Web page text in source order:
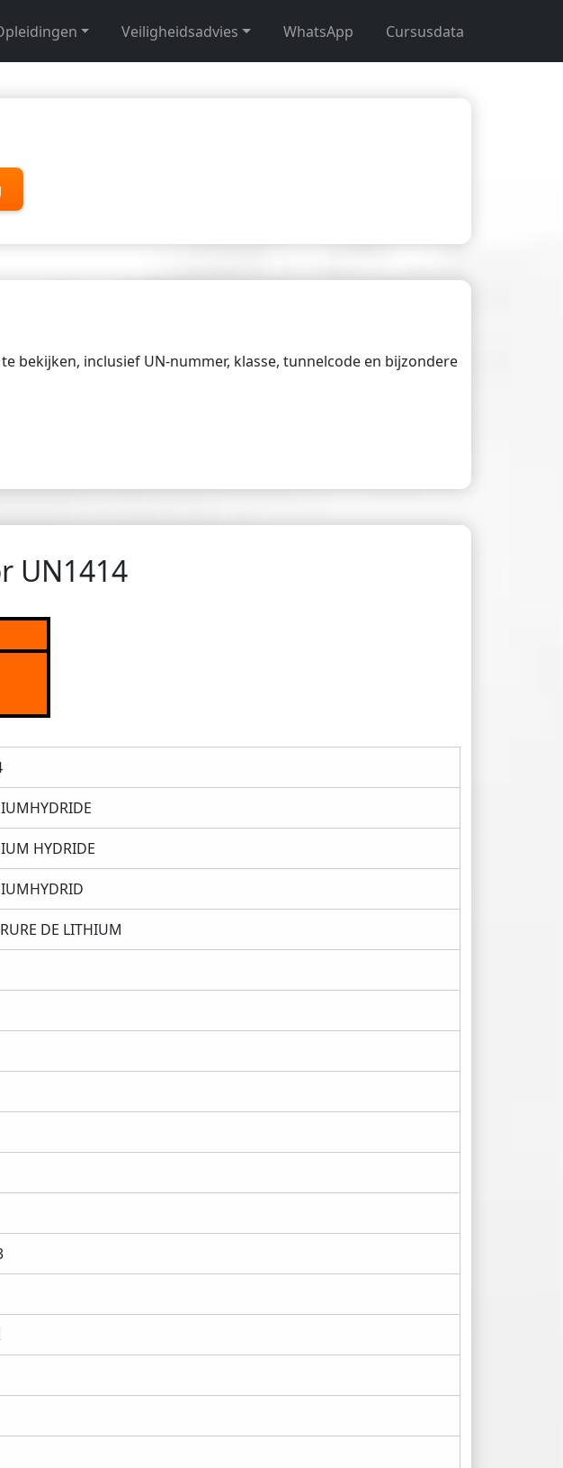
Veiligheidsadvies WhatsApp Cursusdata
bekijken, inclusief UN-nummer, klasse, tunnelcode en bijzondere
UN1414
HYDRIDE
DE LITHIUM